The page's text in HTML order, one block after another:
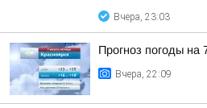
Вчера, 23:03
Прогноз погоды на
Вчера, 22:09